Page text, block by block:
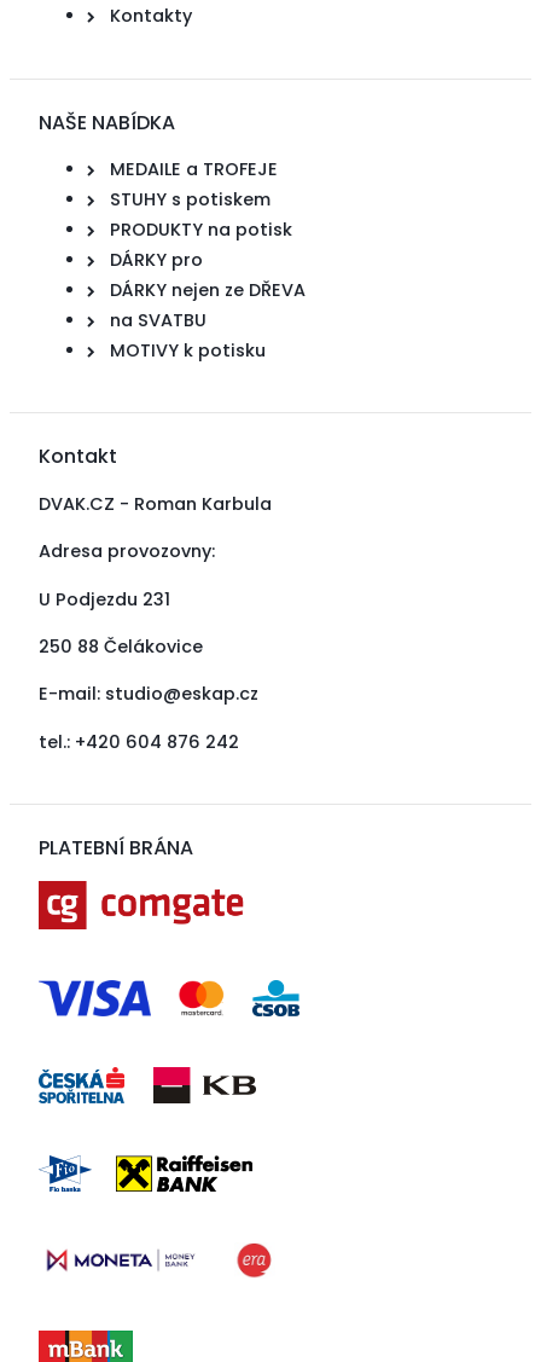
Kontakty
NAŠE NABÍDKA
MEDAILE a TROFEJE
STUHY s potiskem
PRODUKTY na potisk
DÁRKY pro
DÁRKY nejen ze DŘEVA
na SVATBU
MOTIVY k potisku
Kontakt
DVAK.CZ - Roman Karbula
Adresa provozovny:
U Podjezdu 231
250 88 Čelákovice
E-mail: studio@eskap.cz
tel.: +420 604 876 242
PLATEBNÍ BRÁNA